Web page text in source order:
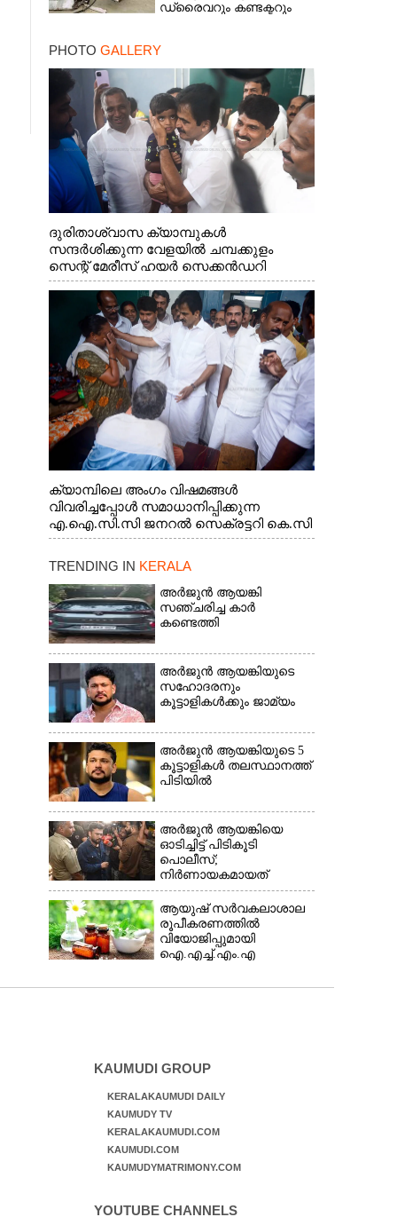
ഡ്രൈവറും കണ്ടക്ടറും
ദേശീയപാതയിൽ 20
പേർക്ക് പരിക്ക്, നാലു
പേരുടെ നില ഗുരുതരം
PHOTO GALLERY
ദുരിതാശ്വാസ ക്യാമ്പുകൾ
സന്ദർശിക്കുന്ന വേളയിൽ ചമ്പക്കുളം
സെന്റ് മേരീസ് ഹയർ സെക്കൻഡറി
സ്കൂളിലെ ക്യാമ്പിലെത്തിയ എ.ഐ.സി.സി
ജനറൽ സെക്രട്ടറി കെ.സി
വേണുഗോപാൽ എം.പി കുരുന്നിനെ
എടുത്ത് ലാളിച്ചപ്പോൾ. സഹകരണ-
എക്സൈസ് വകുപ്പ് മന്ത്രി എം. ലിജു,
കൃഷിവകുപ്പ് മന്ത്രി ടി. സിദ്ദിഖ്, റെജി
ചെറിയാൻ എം. എൽ. എ എന്നിവർ സമീപം
ക്യാമ്പിലെ അംഗം വിഷമങ്ങൾ
വിവരിച്ചപ്പോൾ സമാധാനിപ്പിക്കുന്ന
എ.ഐ.സി.സി ജനറൽ സെക്രട്ടറി കെ.സി
വേണുഗോപാൽ എം.പി. സഹകരണ-
എന്നിവർ
TRENDING IN KERALA
അർജുൻ ആയങ്കി
സഞ്ചരിച്ച കാർ
കണ്ടെത്തി
അർജുൻ ആയങ്കിയുടെ
സഹോദരനും
കൂട്ടാളികൾക്കും ജാമ്യം
അർജുൻ ആയങ്കിയുടെ 5
കൂട്ടാളികൾ തലസ്ഥാനത്ത്
പിടിയിൽ
അർജുൻ ആയങ്കിയെ
ഓടിച്ചിട്ട് പിടികൂടി
പൊലീസ്;
നിർണായകമായത്
ഓട്ടോഡ്രൈവർക്ക്
തോന്നിയ സംശയം
ആയുഷ് സർവകലാശാല
രൂപീകരണത്തിൽ
വിയോജിപ്പുമായി
ഐ.എച്ച്.എം.എ
KAUMUDI GROUP
KERALAKAUMUDI DAILY
KAUMUDY TV
KERALAKAUMUDI.COM
KAUMUDI.COM
KAUMUDYMATRIMONY.COM
YOUTUBE CHANNELS